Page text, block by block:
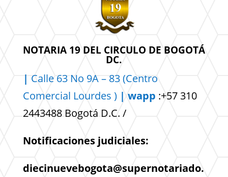
NOTARIA 19 DEL CIRCULO DE BOGOTÁ
DC.
| Calle 63 No 9A – 83 (Centro
Comercial Lourdes ) | wapp :+57 310
2443488 Bogotá D.C. /
Notificaciones judiciales:
diecinuevebogota@supernotariado.